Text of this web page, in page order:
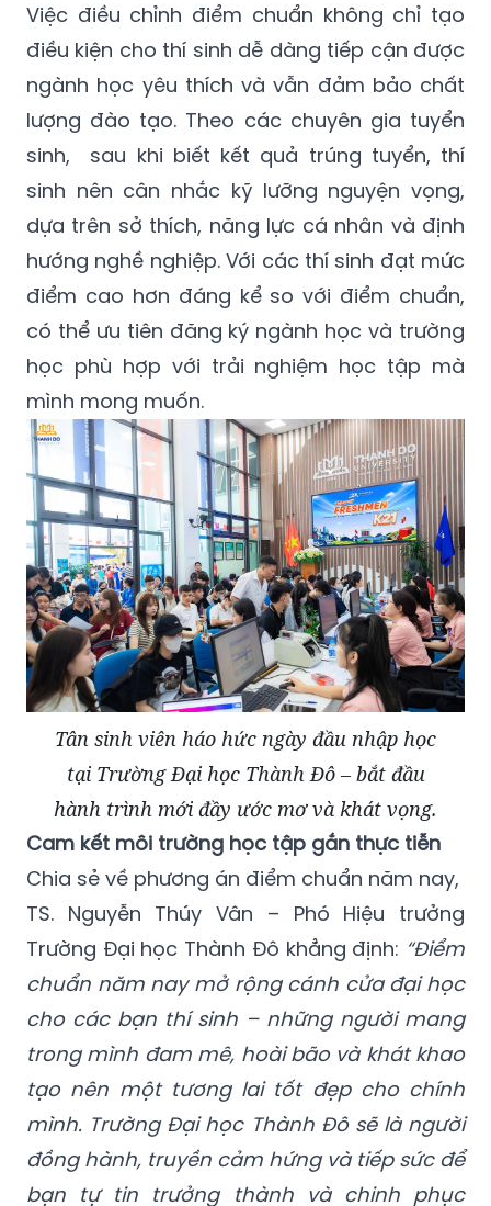
Việc điều chỉnh điểm chuẩn không chỉ tạo
điều kiện cho thí sinh dễ dàng tiếp cận được
ngành học yêu thích và vẫn đảm bảo chất
lượng đào tạo. Theo các chuyên gia tuyển
sinh, sau khi biết kết quả trúng tuyển, thí
sinh nên cân nhắc kỹ lưỡng nguyện vọng,
dựa trên sở thích, năng lực cá nhân và định
hướng nghề nghiệp. Với các thí sinh đạt mức
điểm cao hơn đáng kể so với điểm chuẩn,
có thể ưu tiên đăng ký ngành học và trường
học phù hợp với trải nghiệm học tập mà
mình mong muốn.
Tân sinh viên háo hức ngày đầu nhập học
tại Trường Đại học Thành Đô – bắt đầu
hành trình mới đầy ước mơ và khát vọng.
Cam kết môi trường học tập gắn thực tiễn
Chia sẻ về phương án điểm chuẩn năm nay,
TS. Nguyễn Thúy Vân – Phó Hiệu trưởng
Trường Đại học Thành Đô khẳng định: “Điểm
chuẩn năm nay mở rộng cánh cửa đại học
cho các bạn thí sinh – những người mang
trong mình đam mê, hoài bão và khát khao
tạo nên một tương lai tốt đẹp cho chính
mình. Trường Đại học Thành Đô sẽ là người
đồng hành, truyền cảm hứng và tiếp sức để
bạn tự tin trưởng thành và chinh phục